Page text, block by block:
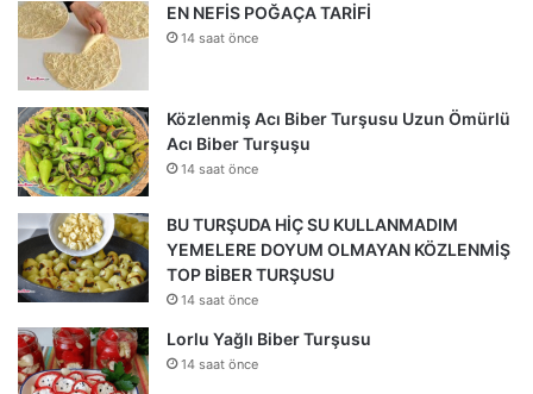
EN NEFİS POĞAÇA TARİFİ
14 saat önce
Közlenmiş Acı Biber Turşusu Uzun Ömürlü
Acı Biber Turşuşu
14 saat önce
BU TURŞUDA HİÇ SU KULLANMADIM
YEMELERE DOYUM OLMAYAN KÖZLENMİŞ
TOP BİBER TURŞUSU
14 saat önce
Lorlu Yağlı Biber Turşusu
14 saat önce